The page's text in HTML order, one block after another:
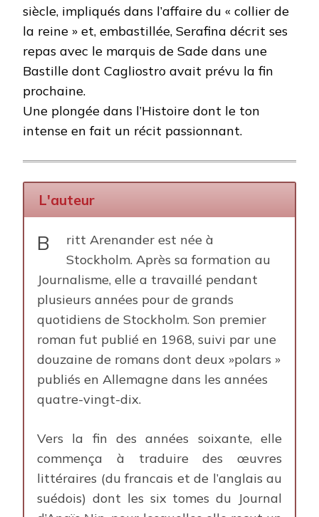
siècle, impliqués dans l’affaire du « collier de
la reine » et, embastillée, Serafina décrit ses
repas avec le marquis de Sade dans une
Bastille dont Cagliostro avait prévu la fin
prochaine.
Une plongée dans l’Histoire dont le ton
intense en fait un récit passionnant.
L'auteur
B
ritt Arenander est née à
Stockholm. Après sa formation au
Journalisme, elle a travaillé pendant
plusieurs années pour de grands
quotidiens de Stockholm. Son premier
roman fut publié en 1968, suivi par une
douzaine de romans dont deux »polars »
publiés en Allemagne dans les années
quatre-vingt-dix.
Vers la fin des années soixante, elle
commença à traduire des œuvres
littéraires (du francais et de l’anglais au
suédois) dont les six tomes du Journal